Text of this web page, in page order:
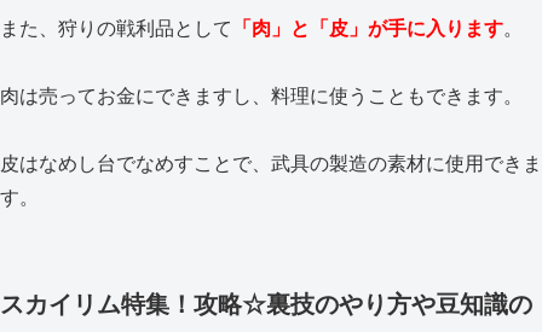
また、狩りの戦利品として 「肉」と「皮」が手に入ります。
肉は売ってお金にできますし、料理に使うこともできます。
皮はなめし台でなめすことで、武具の製造の素材に使用できま
す。
スカイリム特集！攻略☆裏技のやり方や豆知識の